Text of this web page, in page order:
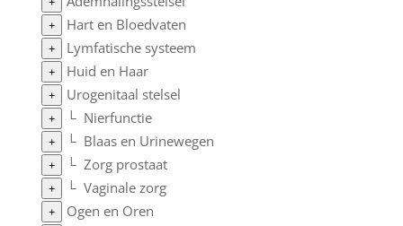
+ Hart en Bloedvaten
+ Lymfatische systeem
+ Huid en Haar
+ Urogenitaal stelsel
+ └ Nierfunctie
+ └ Blaas en Urinewegen
+ └ Zorg prostaat
+ └ Vaginale zorg
+
Ogen en Oren